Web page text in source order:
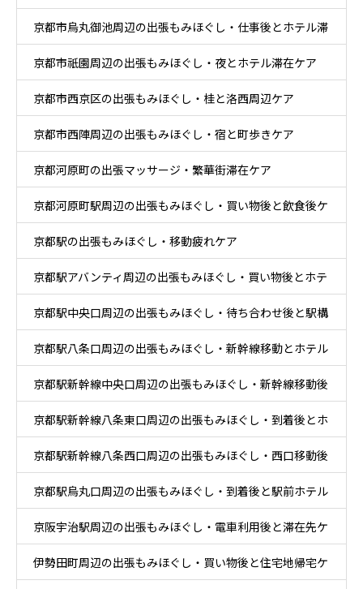
在ケア
京都市烏丸御池周辺の出張もみほぐし・仕事後とホテル滞
在ケア
京都市祇園周辺の出張もみほぐし・夜とホテル滞在ケア
京都市西京区の出張もみほぐし・桂と洛西周辺ケア
京都市西陣周辺の出張もみほぐし・宿と町歩きケア
京都河原町の出張マッサージ・繁華街滞在ケア
京都河原町駅周辺の出張もみほぐし・買い物後と飲食後ケ
ア
京都駅の出張もみほぐし・移動疲れケア
京都駅アバンティ周辺の出張もみほぐし・買い物後とホテ
ル休息ケア
京都駅中央口周辺の出張もみほぐし・待ち合わせ後と駅構
内移動ケア
京都駅八条口周辺の出張もみほぐし・新幹線移動とホテル
滞在ケア
京都駅新幹線中央口周辺の出張もみほぐし・新幹線移動後
と乗換ケア
京都駅新幹線八条東口周辺の出張もみほぐし・到着後とホ
テル休息ケア
京都駅新幹線八条西口周辺の出張もみほぐし・西口移動後
とホテル休息ケア
京都駅烏丸口周辺の出張もみほぐし・到着後と駅前ホテル
ケア
京阪宇治駅周辺の出張もみほぐし・電車利用後と滞在先ケ
ア
伊勢田町周辺の出張もみほぐし・買い物後と住宅地帰宅ケ